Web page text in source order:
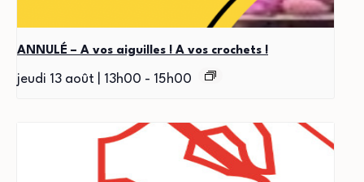
ANNULÉ – A vos aiguilles ! A vos crochets !
jeudi 13 août | 13h00 - 15h00